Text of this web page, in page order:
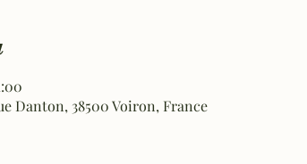
Danton, 38500 Voiron, France